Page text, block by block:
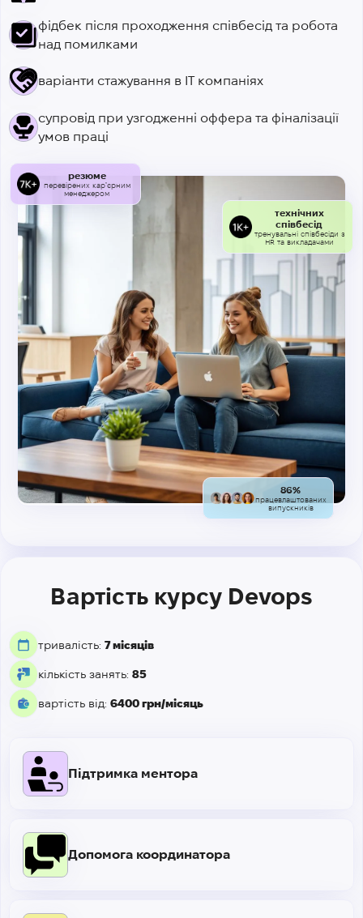
фідбек після проходження співбесід та робота
над помилками
варіанти стажування в ІТ компаніях
супровід при узгодженні оффера та фіналізації
умов праці
резюме
перевірених карʼєрним
менеджером
технічних
співбесід
тренувальні співбесіди з
HR та викладачами
86%
працевлаштованих
випускників
Вартість курсу Devops
тривалість: 7 місяців
кількість занять: 85
вартість від: 6400 грн/місяць
Підтримка ментора
Допомога координатора